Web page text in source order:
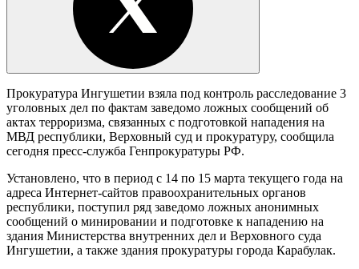
Прокуратура Ингушетии взяла под контроль расследование 3
уголовных дел по фактам заведомо ложных сообщений об
актах терроризма, связанных с подготовкой нападения на
МВД республики, Верховный суд и прокуратуру, сообщила
сегодня пресс-служба Генпрокуратуры РФ.
Установлено, что в период с 14 по 15 марта текущего года на
адреса Интернет-сайтов правоохранительных органов
республики, поступил ряд заведомо ложных анонимных
сообщений о минировании и подготовке к нападению на
здания Министерства внутренних дел и Верховного суда
Ингушетии, а также здания прокуратуры города Карабулак.